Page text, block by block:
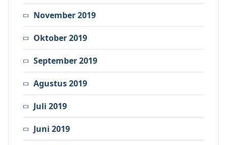
November 2019
Oktober 2019
September 2019
Agustus 2019
Juli 2019
Juni 2019